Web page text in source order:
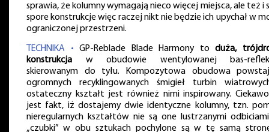
sprawia, że kolumny wymagają nieco więcej miejsca, ale też i
spore konstrukcje więc raczej nikt nie będzie ich upychał w
ograniczonej przestrzeni.
TECHNIKA • GP-Reblade Blade Harmony toduża,
konstrukcja w obudowie wentylowanej bas-
skierowanym do tyłu. Kompozytowa obudowa
ogromnych recyklingowanych śmigieł turbin
ostateczny kształt jest również nimi inspirowany.
jest fakt, iż dostajemy dwie identyczne kolumny, tzn.
nieregularnych kształtów nie są one lustrzanymi
„czubki” w obu sztukach pochylone są w tę samą